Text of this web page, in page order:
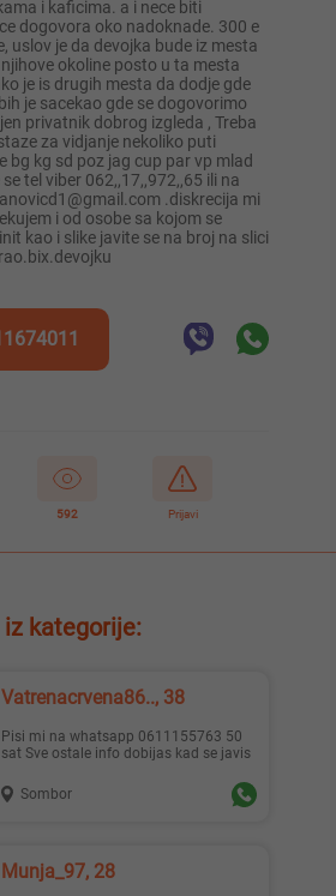
i kaficima. a i nece biti
dogovora oko nadoknade. 300 e
uslov je da devojka bude iz mesta
okoline posto u ta mesta
je is drugih mesta da dodje gde
je sacekao gde se dogovorimo
privatnik dobrog izgleda , Treba
za vidjanje nekoliko puti
bg kg sd poz jag cup par vp mlad
tel viber 062,,17,,972,,65 ili na
.diskrecija mi
i od osobe sa kojom se
kao i slike javite se na broj na slici
592 Prijavi
kategorije:
Vatrenacrvena86.., 38
Pisi mi na whatsapp 0611155763 50
sat Sve ostale info dobijas kad se javis
Sombor
Munja_97, 28